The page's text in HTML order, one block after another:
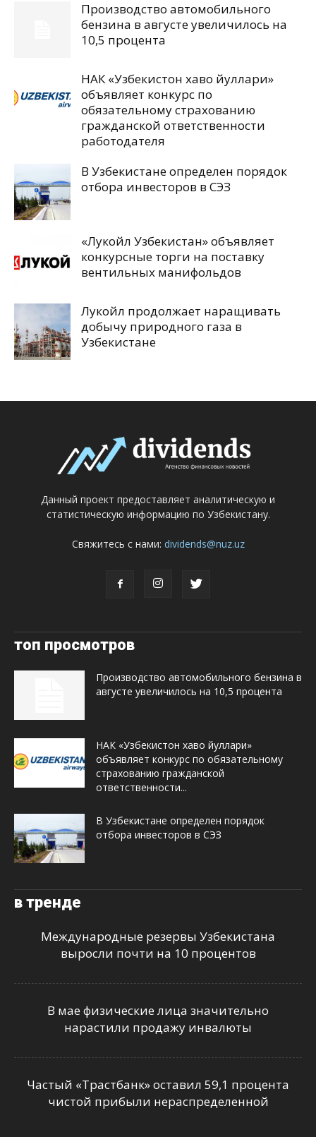
Производство автомобильного
бензина в августе увеличилось на
10,5 процента
НАК «Узбекистон хаво йуллари»
объявляет конкурс по
обязательному страхованию
гражданской ответственности
работодателя
В Узбекистане определен порядок
отбора инвесторов в СЭЗ
«Лукойл Узбекистан» объявляет
конкурсные торги на поставку
вентильных манифольдов
Лукойл продолжает наращивать
добычу природного газа в
Узбекистане
Данный проект предоставляет аналитическую и
статистическую информацию по Узбекистану.
Свяжитесь с нами: dividends@nuz.uz
топ просмотров
Производство автомобильного бензина в
августе увеличилось на 10,5 процента
НАК «Узбекистон хаво йуллари»
объявляет конкурс по обязательному
страхованию гражданской
ответственности...
В Узбекистане определен порядок
отбора инвесторов в СЭЗ
в тренде
Международные резервы Узбекистана
выросли почти на 10 процентов
В мае физические лица значительно
нарастили продажу инвалюты
Частый «Трастбанк» оставил 59,1 процента
чистой прибыли нераспределенной